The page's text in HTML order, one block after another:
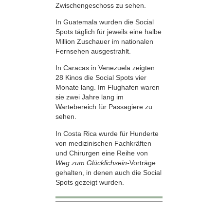
Zwischengeschoss zu sehen.
In Guatemala wurden die Social
Spots täglich für jeweils eine halbe
Million Zuschauer im nationalen
Fernsehen ausgestrahlt.
In Caracas in Venezuela zeigten
28 Kinos die Social Spots vier
Monate lang. Im Flughafen waren
sie zwei Jahre lang im
Wartebereich für Passagiere zu
sehen.
In Costa Rica wurde für Hunderte
von medizinischen Fachkräften
und Chirurgen eine Reihe von
Weg zum Glücklichsein-Vorträge
gehalten, in denen auch die Social
Spots gezeigt wurden.